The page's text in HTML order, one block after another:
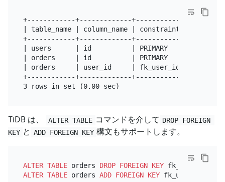
+------------+-------------+-----------------
| table_name | column_name | constraint_name |
+------------+-------------+-----------------
| users      | id          | PRIMARY         |
| orders     | id          | PRIMARY         |
| orders     | user_id     | fk_user_id
+------------+-------------+-----------------
TiDB は、 ALTER TABLE コマンドを介して DROP FOREIGN
KEY と ADD FOREIGN KEY 構文もサポートします。
ALTER TABLE orders DROP FOREIGN KEY
ALTER TABLE orders ADD FOREIGN KEY fk_user_id